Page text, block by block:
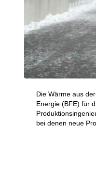
Die Wärme aus
Energie (BFE) für
bei denen neue